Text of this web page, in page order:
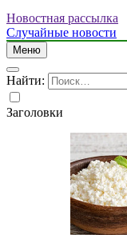
Новостная рассылка
Случайные новости
Меню
Найти:
Заголовки